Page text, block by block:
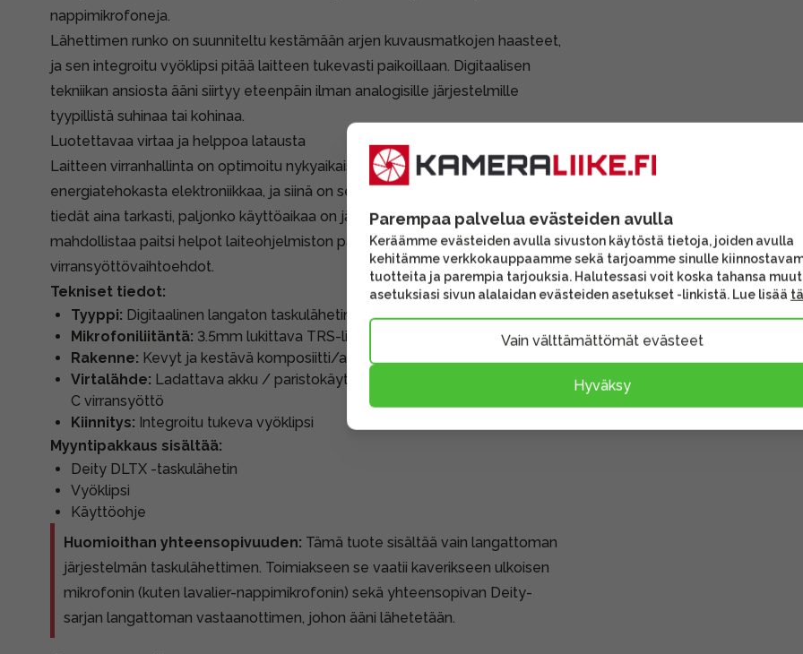
nappimikrofoneja.
Lähettimen runko on suunniteltu kestämään arjen kuvausmatkojen haasteet,
ja sen integroitu vyöklipsi pitää laitteen tukevasti paikoillaan. Digitaalisen
tekniikan ansiosta ääni siirtyy eteenpäin ilman analogisille järjestelmille
tyypillistä suhinaa tai kohinaa.
Luotettavaa virtaa ja helppoa latausta
Laitteen virranhallinta on optimoitu nykyaikaiseen työnkulkuun. Se hyödyntää
energiatehokasta elektroniikkaa, ja siinä on selkeä akun tilan ilmaisin, joten
tiedät aina tarkasti, paljonko käyttöaikaa on jäljellä. USB-C-portti
mahdollistaa paitsi helpot laiteohjelmiston päivitykset, myös joustavat
virransyöttövaihtoehdot.
Tekniset tiedot:
Tyyppi: Digitaalinen langaton taskulähetin
Mikrofoniliitäntä: 3.5mm lukittava TRS-liitin
Rakenne: Kevyt ja kestävä komposiitti/alumiinirunko
Virtalähde: Ladattava akku / paristokäyttöinen (mallikohtainen) tai USB-
C virransyöttö
Kiinnitys: Integroitu tukeva vyöklipsi
Myyntipakkaus sisältää:
Deity DLTX -taskulähetin
Vyöklipsi
Käyttöohje
Huomioithan yhteensopivuuden: Tämä tuote sisältää vain langattoman
järjestelmän taskulähettimen. Toimiakseen se vaatii kaverikseen ulkoisen
mikrofonin (kuten lavalier-nappimikrofonin) sekä yhteensopivan Deity-
sarjan langattoman vastaanottimen, johon ääni lähetetään.
Parempaa palvelua evästeiden avulla
Keräämme evästeiden avulla sivuston käytöstä tietoja, joiden avulla
kehitämme verkkokauppaamme sekä tarjoamme sinulle
tuotteita ja parempia tarjouksia. Halutessasi voit koska tahansa
asetuksiasi sivun alalaidan evästeiden asetukset -linkistä. Lue lisää
Vain välttämättömät evästeet
Hyväksy